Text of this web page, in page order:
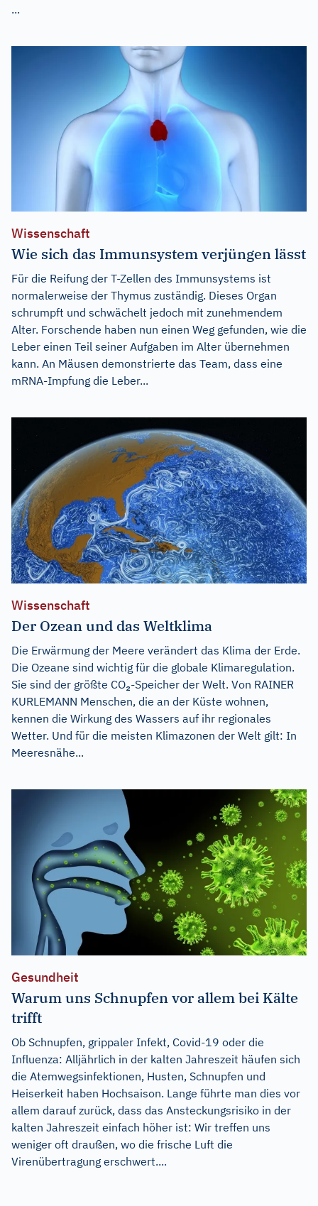
...
Wissenschaft
Wie sich das Immunsystem verjüngen lässt
Für die Reifung der T-Zellen des Immunsystems ist
normalerweise der Thymus zuständig. Dieses Organ
schrumpft und schwächelt jedoch mit zunehmendem
Alter. Forschende haben nun einen Weg gefunden, wie die
Leber einen Teil seiner Aufgaben im Alter übernehmen
kann. An Mäusen demonstrierte das Team, dass eine
mRNA-Impfung die Leber...
Wissenschaft
Der Ozean und das Weltklima
Die Erwärmung der Meere verändert das Klima der Erde.
Die Ozeane sind wichtig für die globale Klimaregulation.
Sie sind der größte CO₂-Speicher der Welt. Von RAINER
KURLEMANN Menschen, die an der Küste wohnen,
kennen die Wirkung des Wassers auf ihr regionales
Wetter. Und für die meisten Klimazonen der Welt gilt: In
Meeresnähe...
Gesundheit
Warum uns Schnupfen vor allem bei Kälte
trifft
Ob Schnupfen, grippaler Infekt, Covid-19 oder die
Influenza: Alljährlich in der kalten Jahreszeit häufen sich
die Atemwegsinfektionen, Husten, Schnupfen und
Heiserkeit haben Hochsaison. Lange führte man dies vor
allem darauf zurück, dass das Ansteckungsrisiko in der
kalten Jahreszeit einfach höher ist: Wir treffen uns
weniger oft draußen, wo die frische Luft die
Virenübertragung erschwert....